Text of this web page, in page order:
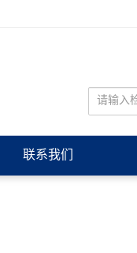
联系我们